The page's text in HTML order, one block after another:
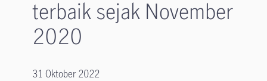
terbaik sejak November
2020
31 Oktober 2022